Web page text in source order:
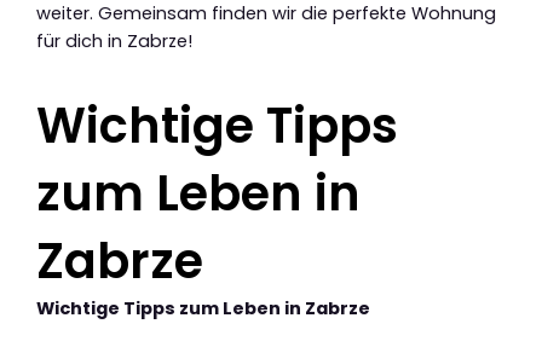
weiter. Gemeinsam finden wir die perfekte Wohnung
für dich in Zabrze!
Wichtige Tipps
zum Leben in
Zabrze
Wichtige Tipps zum Leben in Zabrze